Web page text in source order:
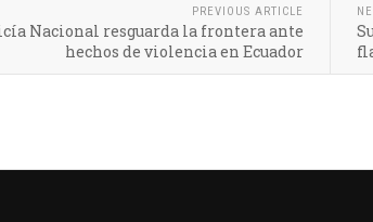
PREVIOUS ARTICLE
Nacional resguarda la frontera ante
hechos de violencia en Ecuador